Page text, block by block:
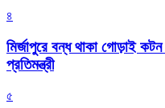
৪
মির্জাপুরে বন্ধ থাকা গোড়াই
প্রতিমন্ত্রী
৫